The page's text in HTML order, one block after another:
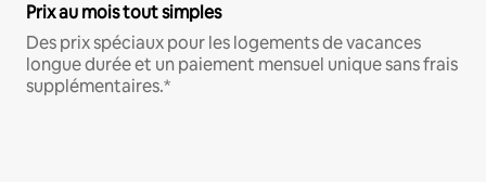
Prix au mois tout simples
Des prix spéciaux pour les logements de vacances
longue durée et un paiement mensuel unique sans frais
supplémentaires.*